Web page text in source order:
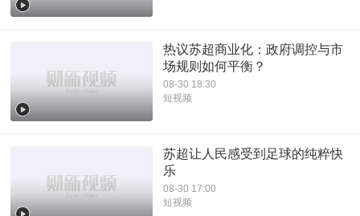
热议苏超商业化：政府调控与市
场规则如何平衡？
08-30 18:30
短视频
苏超让人民感受到足球的纯粹快
乐
08-30 17:00
短视频